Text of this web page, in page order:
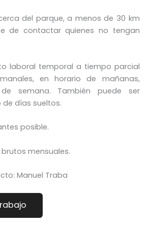
del parque, a menos de 30 km
de contactar quienes no tengan
laboral temporal a tiempo parcial
en horario de mañanas,
semana. También puede ser
días sueltos.
posible.
mensuales.
Manuel Traba